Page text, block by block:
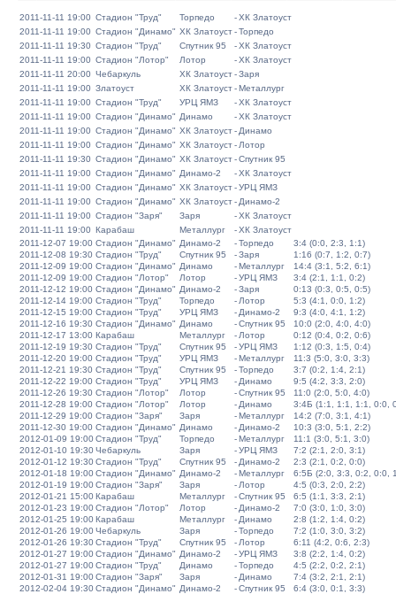
2011-11-11 19:00 Стадион "Труд" Торпедо -ХК Златоуст
2011-11-11 19:00 Стадион "Динамо" ХК Златоуст-Торпедо
2011-11-11 19:30 Стадион "Труд" Спутник 95 -ХК Златоуст
2011-11-11 19:00 Стадион "Лотор" Лотор -ХК Златоуст
2011-11-11 20:00 Чебаркуль ХК Златоуст-Заря
2011-11-11 19:00 Златоуст ХК Златоуст-Металлург
2011-11-11 19:00 Стадион "Труд" УРЦ ЯМЗ -ХК Златоуст
2011-11-11 19:00 Стадион "Динамо" Динамо -ХК Златоуст
2011-11-11 19:00 Стадион "Динамо" ХК Златоуст- Динамо
2011-11-11 19:00 Стадион "Динамо" ХК Златоуст- Лотор
2011-11-11 19:30 Стадион "Динамо" ХК Златоуст-Спутник 95
2011-11-11 19:00 Стадион "Динамо" Динамо-2 -ХК Златоуст
2011-11-11 19:00 Стадион "Динамо" ХК Златоуст-УРЦ ЯМЗ
2011-11-11 19:00 Стадион "Динамо" ХК Златоуст- Динамо-2
2011-11-11 19:00 Стадион "Заря" Заря -ХК Златоуст
2011-11-11 19:00 Карабаш Металлург -ХК Златоуст
2011-12-07 19:00 Стадион "Динамо" Динамо-2 -Торпедо
3:4 (0:0, 2:3, 1:1)
2011-12-08 19:30 Стадион "Труд" Спутник 95 -Заря
1:16 (0:7, 1:2, 0:7)
2011-12-09 19:00 Стадион "Динамо" Динамо -Металлург
14:4 (3:1, 5:2, 6:1)
2011-12-09 19:00 Стадион "Лотор" Лотор -УРЦ ЯМЗ
3:4 (2:1, 1:1, 0:2)
2011-12-12 19:00 Стадион "Динамо" Динамо-2 -Заря
0:13 (0:3, 0:5, 0:5)
2011-12-14 19:00 Стадион "Труд" Торпедо - Лотор
5:3 (4:1, 0:0, 1:2)
2011-12-15 19:00 Стадион "Труд" УРЦ ЯМЗ - Динамо-2
9:3 (4:0, 4:1, 1:2)
2011-12-16 19:30 Стадион "Динамо" Динамо -Спутник 95
10:0 (2:0, 4:0, 4:0)
2011-12-17 13:00 Карабаш Металлург - Лотор
0:12 (0:4, 0:2, 0:6)
2011-12-19 19:30 Стадион "Труд" Спутник 95 -УРЦ ЯМЗ
1:12 (0:3, 1:5, 0:4)
2011-12-20 19:00 Стадион "Труд" УРЦ ЯМЗ -Металлург
11:3 (5:0, 3:0, 3:3)
2011-12-21 19:30 Стадион "Труд" Спутник 95 -Торпедо
3:7 (0:2, 1:4, 2:1)
2011-12-22 19:00 Стадион "Труд" УРЦ ЯМЗ - Динамо
9:5 (4:2, 3:3, 2:0)
2011-12-26 19:30 Стадион "Лотор" Лотор -Спутник 95
11:0 (2:0, 5:0, 4:0)
2011-12-28 19:00 Стадион "Лотор" Лотор - Динамо
3:4Б (1:1, 1:1, 1:1, 0:0,
2011-12-29 19:00 Стадион "Заря" Заря -Металлург
14:2 (7:0, 3:1, 4:1)
2011-12-30 19:00 Стадион "Динамо" Динамо - Динамо-2
10:3 (3:0, 5:1, 2:2)
2012-01-09 19:00Стадион "Труд" Торпедо -Металлург
11:1 (3:0, 5:1, 3:0)
2012-01-10 19:30Чебаркуль Заря -УРЦ ЯМЗ
7:2 (2:1, 2:0, 3:1)
2012-01-12 19:30Стадион "Труд" Спутник 95 - Динамо-2
2:3 (2:1, 0:2, 0:0)
2012-01-18 19:00Стадион "Динамо" Динамо-2 -Металлург
6:5Б (2:0, 3:3, 0:2, 0:0,
2012-01-19 19:00Стадион "Заря" Заря - Лотор
4:5 (0:3, 2:0, 2:2)
2012-01-21 15:00Карабаш Металлург -Спутник 95
6:5 (1:1, 3:3, 2:1)
2012-01-23 19:00Стадион "Лотор" Лотор - Динамо-2
7:0 (3:0, 1:0, 3:0)
2012-01-25 19:00Карабаш Металлург - Динамо
2:8 (1:2, 1:4, 0:2)
2012-01-26 19:00Чебаркуль Заря -Торпедо
7:2 (1:0, 3:0, 3:2)
2012-01-26 19:30Стадион "Труд" Спутник 95 - Лотор
6:11 (4:2, 0:6, 2:3)
2012-01-27 19:00Стадион "Динамо" Динамо-2 -УРЦ ЯМЗ
3:8 (2:2, 1:4, 0:2)
2012-01-27 19:00Стадион "Труд" Динамо -Торпедо
4:5 (2:2, 0:2, 2:1)
2012-01-31 19:00Стадион "Заря" Заря - Динамо
7:4 (3:2, 2:1, 2:1)
2012-02-04 19:30Стадион "Динамо" Динамо-2 -Спутник 95
6:4 (3:0, 0:1, 3:3)